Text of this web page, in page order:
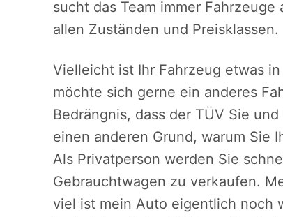
sucht das Team immer
allen Zuständen und Preisklassen.
Vielleicht ist Ihr Fahrzeug etwas
möchte sich gerne ein anderes
Bedrängnis, dass der TÜV Sie
einen anderen Grund, warum Sie
Als Privatperson werden Sie
Gebrauchtwagen zu verkaufen.
viel ist mein Auto eigentlich noch